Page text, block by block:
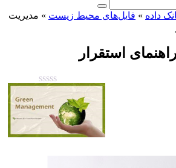
داده » فایل‌های محیط زیست » مدیریت
استقرار